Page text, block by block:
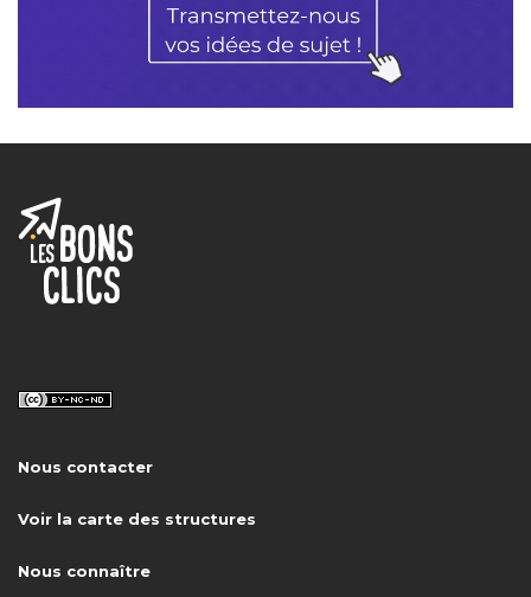
Nous contacter
Voir la carte des structures
Nous connaître